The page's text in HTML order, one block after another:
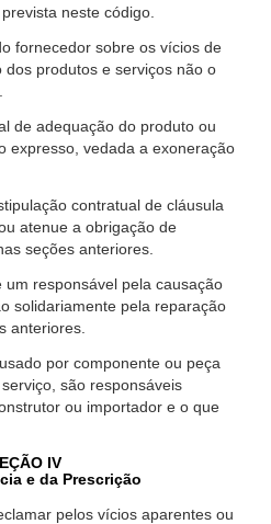
neste código.
fornecedor sobre os vícios de
produtos e serviços não o
de adequação do produto ou
expresso, vedada a exoneração
contratual de cláusula
atenue a obrigação de
seções anteriores.
um responsável pela causação
solidariamente pela reparação
anteriores.
por componente ou peça
são responsáveis
ou importador e o que
IV
e da Prescrição
pelos vícios aparentes ou